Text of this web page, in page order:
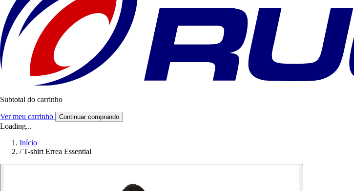
Subtotal do carrinho
Ver meu carrinho Continuar comprando
Loading...
Início
/ T-shirt Errea Essential